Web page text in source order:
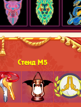
Стенд М5